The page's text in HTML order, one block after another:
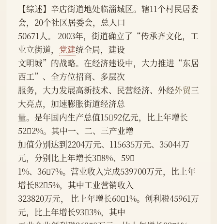
【综述】辛店街道地处临淄城区。辖11个村民居委
会，20个社区居委会，总人口
50671人。 2003年，街道确立了“传承齐文化，工
业立街道， 党建统全局，建设
文明城”的战略。在经济建设中，大力推进“东居
西工”、全方位招商、多层次
服务，大力发展高新技术、民营经济、外经外贸三
大亮点，加速膨胀街道经济总
量。是年国内生产总值1592亿元，比上年增长
522%。其中一、二、三产业增
加值分别达到2204万元、115635万元、35044万
元，分别比上年增长38%、59
1%、367%。营业收入完成539700万元，比上年
增长825%，其中工业营销收入
323820万元， 比上年增长601%。创利税45961万
元，比上年增长933%，其中